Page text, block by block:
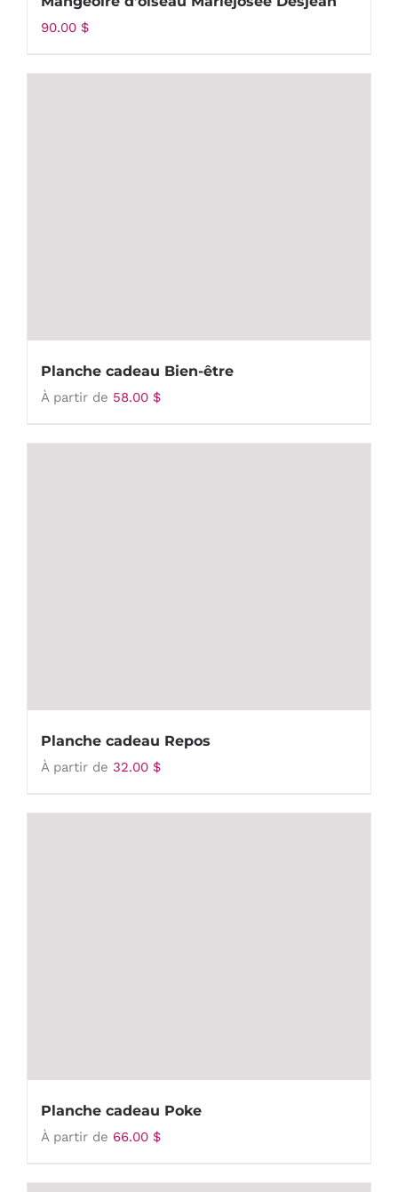
90.00 $
Planche cadeau Bien-être
À partir de 58.00 $
Planche cadeau Repos
À partir de 32.00 $
Planche cadeau Poke
À partir de 66.00 $